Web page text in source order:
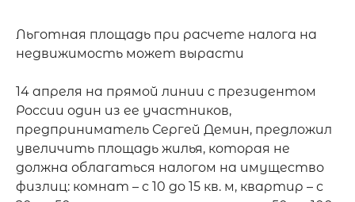
Льготная площадь при расчете налога на
недвижимость может вырасти
14 апреля на прямой линии с президентом
России один из ее участников,
предприниматель Сергей Демин, предложил
увеличить площадь жилья, которая не
должна облагаться налогом на имущество
физлиц: комнат – с 10 до 15 кв. м, квартир – с